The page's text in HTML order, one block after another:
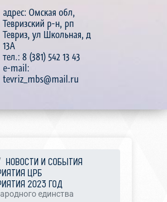
адрес: Омская обл,
Тевризский р-н, рп
Тевриз, ул Школьная, д
13А
тел.: 8 (381) 542 13 43
e-mail:
tevriz_mbs@mail.ru
НОВОСТИ И СОБЫТИЯ
ЦРБ
2023 ГОД
единства